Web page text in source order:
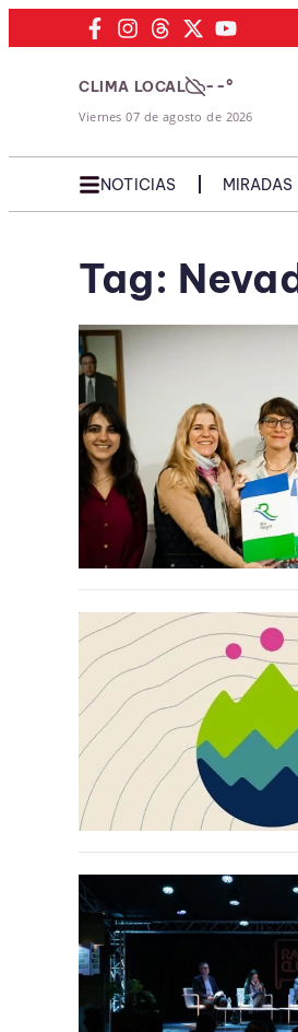
CLIMA LOCAL --°
Viernes 07 de agosto de 2026
NOTICIAS MIRADAS
Tag: